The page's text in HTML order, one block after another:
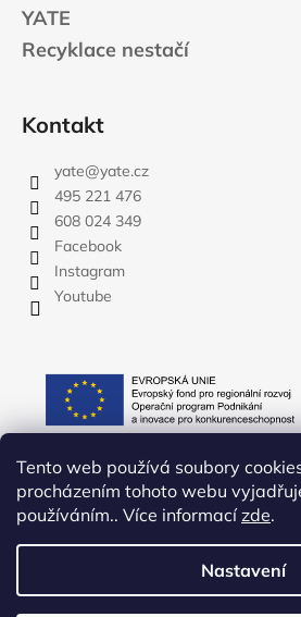
Tento web používá soubory
procházením tohoto webu
používáním.. Více informacízde.
Nastavení
YATE
Recyklace nestačí
Kontakt
yate@yate.cz
495 221 476
608 024 349
Facebook
Instagram
Youtube